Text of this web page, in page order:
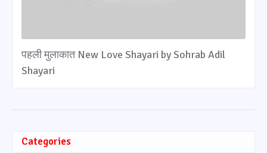
पहली मुलाकात New Love Shayari by Sohrab Adil
Shayari
Categories